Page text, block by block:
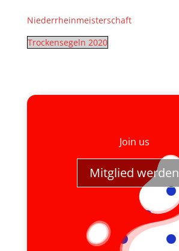
Niederrheinmeisterschaft
Trockensegeln 2020
Join us
Mitglied werden